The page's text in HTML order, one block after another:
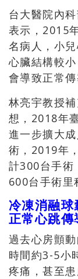
台大醫院內
表示，2015
名病人，小
心臟結構較
會導致正常傳
林亮宇教授
想，2018年
進一步擴大
術，2019年
計300台手術
600台手術里
冷凍消融
正常心跳傳
過去心房顫
時間約3-5小
疼痛，甚至